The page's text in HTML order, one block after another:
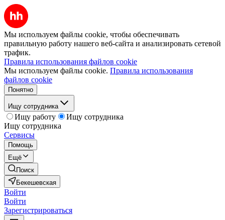
Мы используем файлы cookie, чтобы обеспечивать
правильную работу нашего веб-сайта и анализировать сетевой
трафик.
Правила использования файлов cookie
Мы используем файлы cookie. Правила использования
файлов cookie
Понятно
Ищу сотрудника
Ищу работу
Ищу сотрудника
Ищу сотрудника
Сервисы
Помощь
Ещё
Поиск
Бекешевская
Войти
Войти
Зарегистрироваться